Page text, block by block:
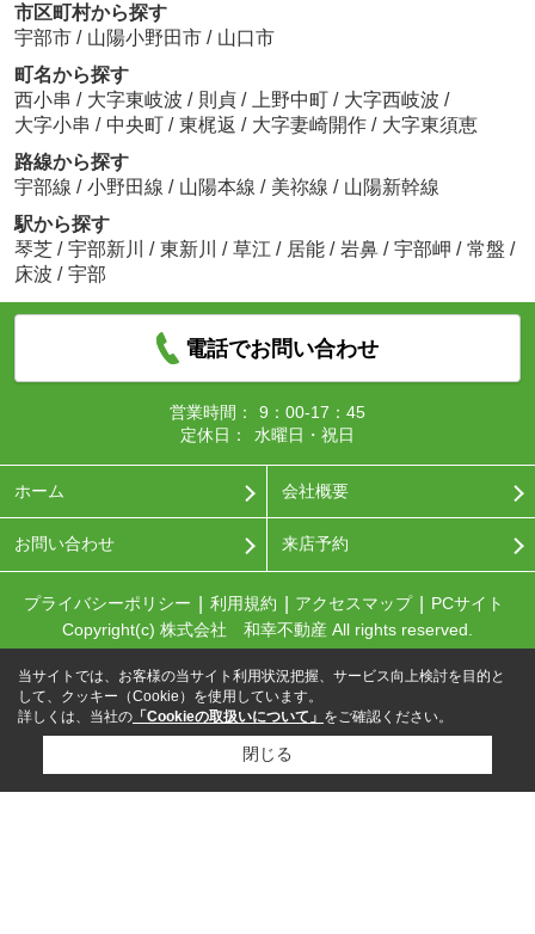
市区町村から探す
宇部市 / 山陽小野田市 / 山口市
町名から探す
西小串 / 大字東岐波 / 則貞 / 上野中町 / 大字西岐波 /
大字小串 / 中央町 / 東梶返 / 大字妻崎開作 / 大字東須恵
路線から探す
宇部線 / 小野田線 / 山陽本線 / 美祢線 / 山陽新幹線
駅から探す
琴芝 / 宇部新川 / 東新川 / 草江 / 居能 / 岩鼻 / 宇部岬 / 常盤 /
床波 / 宇部
電話でお問い合わせ
営業時間：
9：00-17：45
定休日：
水曜日・祝日
ホーム 会社概要
お問い合わせ 来店予約
プライバシーポリシー 利用規約 アクセスマップ
PCサイト
Copyright(c) 株式会社 和幸不動産 All rights reserved.
当サイトでは、お客様の当サイト利用状況把握、サービス向上検討を目的と
して、クッキー（Cookie）を使用しています。
詳しくは、当社の 「Cookieの取扱いについて」 をご確認ください。
閉じる